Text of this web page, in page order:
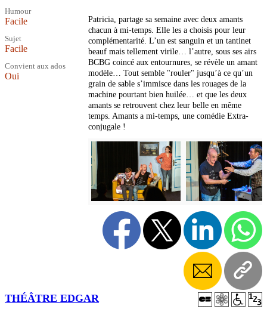
Humour
Facile
Sujet
Facile
Convient aux ados
Oui
Patricia, partage sa semaine avec deux amants
chacun à mi-temps. Elle les a choisis pour leur
complémentarité. L’un est sanguin et un tantinet
beauf mais tellement virile… l’autre, sous ses airs
BCBG coincé aux entournures, se révèle un amant
modèle… Tout semble "rouler" jusqu’à ce qu’un
grain de sable s’immisce dans les rouages de la
machine pourtant bien huilée… et que les deux
amants se retrouvent chez leur belle en même
temps. Amants a mi-temps, une comédie Extra-
conjugale !
THÉÂTRE EDGAR